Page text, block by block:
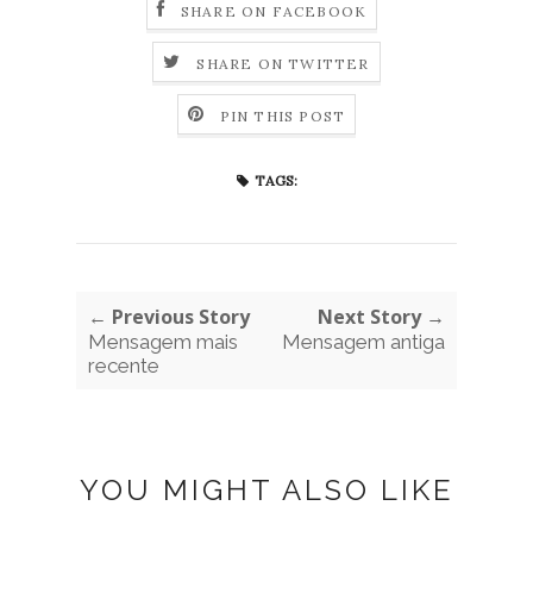
SHARE ON FACEBOOK
SHARE ON TWITTER
PIN THIS POST
TAGS:
← Previous Story
Mensagem mais
recente
Next Story →
Mensagem antiga
YOU MIGHT ALSO LIKE